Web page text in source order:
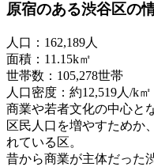
原宿のある渋谷区の
人口：162,189人
面積：11.15k㎡
世帯数：105,278世帯
人口密度：約12,519人/k㎡
商業や若者文化の中心と
区民人口を増やすためか
れている区。
昔から商業が主体だった